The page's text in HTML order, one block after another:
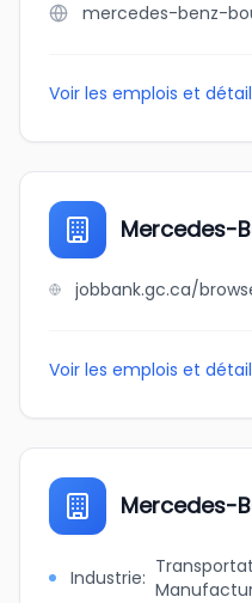
mercedes-benz-
Voir les emplois et
Mercedes-
Voir les emplois et
Mercedes-
Industrie: